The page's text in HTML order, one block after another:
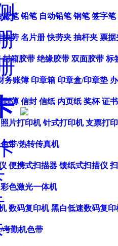
板笔 铅笔 自动铅笔 钢笔 签字笔
快劳 名片册 快劳夹 抽杆夹 票据
封箱胶带 绝缘胶带 双面胶带 标
务账簿 印章箱 印章盒/印章垫
到薄 信封 信纸 内页纸 奖杯 证书
照片打印机 针式打印机 支票打
色带/热转传真机
便携式扫描器 馈纸式扫描仪
彩色激光一体机
数码复印机 黑白低速数码复印
考勤机色带